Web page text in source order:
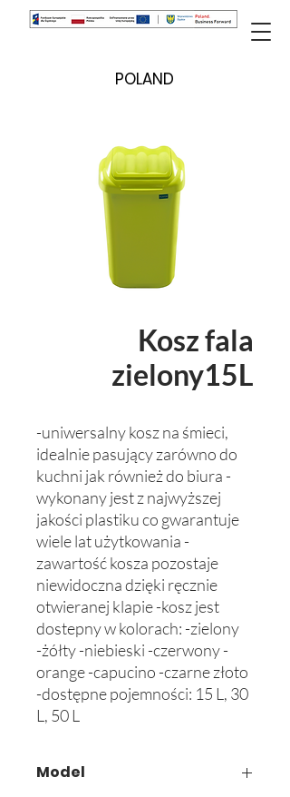
POLAND
Kosz fala
zielony15L
-uniwersalny kosz na śmieci,
idealnie pasujący zarówno do
kuchni jak również do biura -
wykonany jest z najwyższej
jakości plastiku co gwarantuje
wiele lat użytkowania -
zawartość kosza pozostaje
niewidoczna dzięki ręcznie
otwieranej klapie -kosz jest
dostepny w kolorach: -zielony
-żółty -niebieski -czerwony -
orange -capucino -czarne złoto
-dostępne pojemności: 15 L, 30
L, 50 L
Model